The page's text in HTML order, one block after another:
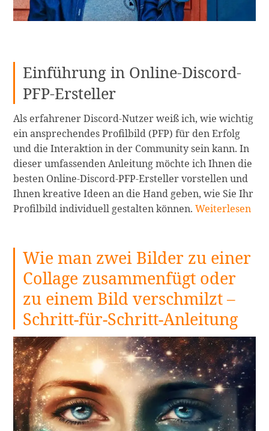
Einführung in Online-Discord-
PFP-Ersteller
Als erfahrener Discord-Nutzer weiß ich, wie wichtig
ein ansprechendes Profilbild (PFP) für den Erfolg
und die Interaktion in der Community sein kann. In
dieser umfassenden Anleitung möchte ich Ihnen die
besten Online-Discord-PFP-Ersteller vorstellen und
Ihnen kreative Ideen an die Hand geben, wie Sie Ihr
Profilbild individuell gestalten können.Die
Online-
Discord-
PFP-
Ersteller
+
10
PFP-
Ideen
für
weiterlesen
Weiterlesen
Wie man zwei Bilder zu einer
Collage zusammenfügt oder
zu einem Bild verschmilzt –
Schritt-für-Schritt-Anleitung